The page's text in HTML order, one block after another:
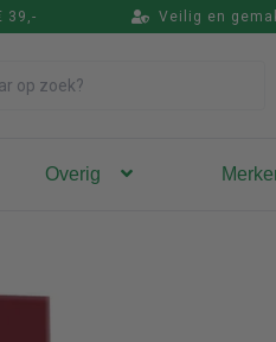
39,- Veilig en
Overig